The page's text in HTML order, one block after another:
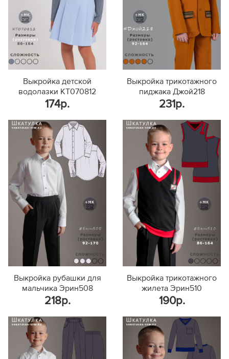
Выкройка детской
водолазки KT070812
174р.
Выкройка трикотажного
пиджака Джой218
231р.
Выкройка рубашки для
мальчика Эрин508
218р.
Выкройка трикотажного
жилета Эрин510
190р.